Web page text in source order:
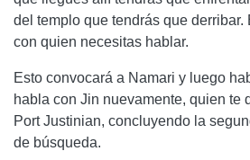
del templo que tendrás que
con quien necesitas hablar.
Esto convocará a Namari y luego
habla con Jin nuevamente, quien te
Port Justinian, concluyendo la
de búsqueda.